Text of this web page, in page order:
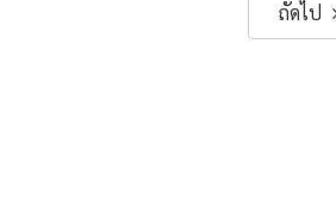
ถัดไป